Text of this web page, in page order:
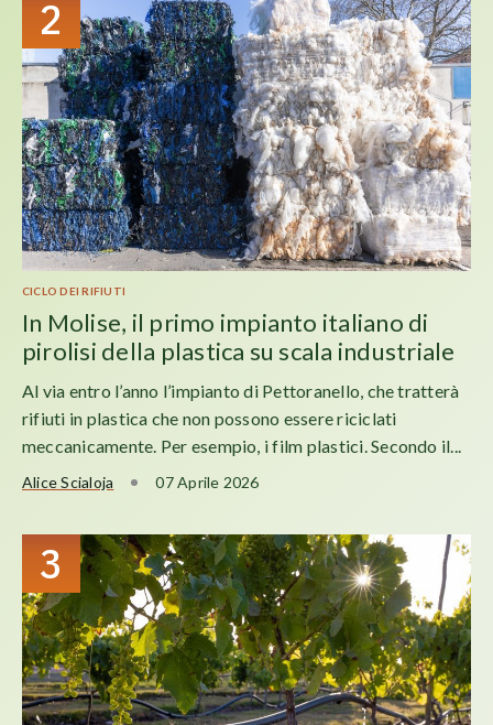
2
CICLO DEI RIFIUTI
In Molise, il primo impianto italiano di
pirolisi della plastica su scala industriale
Al via entro l’anno l’impianto di Pettoranello, che tratterà
rifiuti in plastica che non possono essere riciclati
meccanicamente. Per esempio, i film plastici. Secondo il...
Alice Scialoja 07 Aprile 2026
3